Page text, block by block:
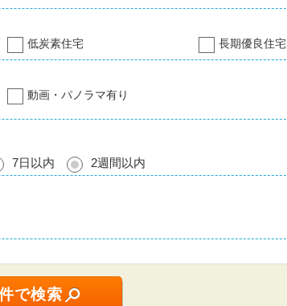
低炭素住宅 長期優良住宅
動画・パノラマ有り
7日以内 2週間以内